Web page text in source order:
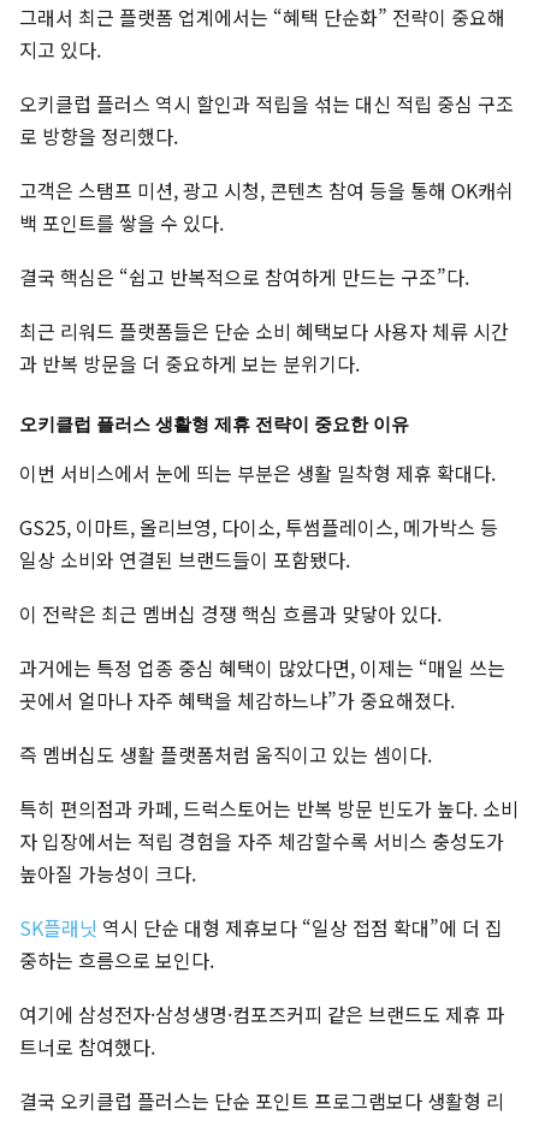
그래서 최근 플랫폼 업계에서는 “혜택 단순화” 전략이 중요해
지고 있다.
오키클럽 플러스 역시 할인과 적립을 섞는 대신 적립 중심 구조
로 방향을 정리했다.
고객은 스탬프 미션, 광고 시청, 콘텐츠 참여 등을 통해 OK캐쉬
백 포인트를 쌓을 수 있다.
결국 핵심은 “쉽고 반복적으로 참여하게 만드는 구조”다.
최근 리워드 플랫폼들은 단순 소비 혜택보다 사용자 체류 시간
과 반복 방문을 더 중요하게 보는 분위기다.
오키클럽 플러스 생활형 제휴 전략이 중요한 이유
이번 서비스에서 눈에 띄는 부분은 생활 밀착형 제휴 확대다.
GS25, 이마트, 올리브영, 다이소, 투썸플레이스, 메가박스 등
일상 소비와 연결된 브랜드들이 포함됐다.
이 전략은 최근 멤버십 경쟁 핵심 흐름과 맞닿아 있다.
과거에는 특정 업종 중심 혜택이 많았다면, 이제는 “매일 쓰는
곳에서 얼마나 자주 혜택을 체감하느냐”가 중요해졌다.
즉 멤버십도 생활 플랫폼처럼 움직이고 있는 셈이다.
특히 편의점과 카페, 드럭스토어는 반복 방문 빈도가 높다. 소비
자 입장에서는 적립 경험을 자주 체감할수록 서비스 충성도가
높아질 가능성이 크다.
SK플래닛 역시 단순 대형 제휴보다 “일상 접점 확대”에 더 집
중하는 흐름으로 보인다.
여기에 삼성전자·삼성생명·컴포즈커피 같은 브랜드도 제휴 파
트너로 참여했다.
결국 오키클럽 플러스는 단순 포인트 프로그램보다 생활형 리